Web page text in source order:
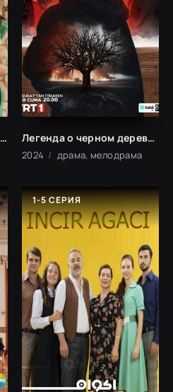
Клюквенный щербет (2025) Легенда о черном дереве (2024)
2024 драма, мелодрама
1-5 СЕРИЯ